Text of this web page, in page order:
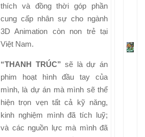
thích và đồng thời góp phần
cung cấp nhân sự cho ngành
3D Animation còn non trẻ tại
Việt Nam.
“THANH TRÚC” sẽ là dự án
phim hoạt hình đầu tay của
mình, là dự án mà mình sẽ thể
hiện trọn vẹn tất cả kỹ năng,
kinh nghiệm mình đã tích luỹ;
và các nguồn lực mà mình đã